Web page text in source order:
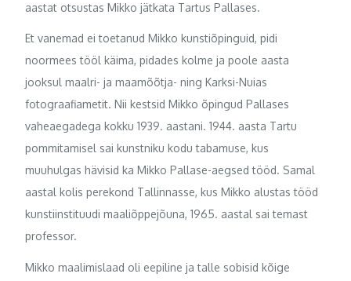
aastat otsustas Mikko jätkata Tartus Pallases.
Et vanemad ei toetanud Mikko kunstiõpinguid, pidi
noormees tööl käima, pidades kolme ja poole aasta
jooksul maalri- ja maamõõtja- ning Karksi-Nuias
fotograafiametit. Nii kestsid Mikko õpingud Pallases
vaheaegadega kokku 1939. aastani. 1944. aasta Tartu
pommitamisel sai kunstniku kodu tabamuse, kus
muuhulgas hävisid ka Mikko Pallase-aegsed tööd. Samal
aastal kolis perekond Tallinnasse, kus Mikko alustas tööd
kunstiinstituudi maaliõppejõuna, 1965. aastal sai temast
professor.
Mikko maalimislaad oli eepiline ja talle sobisid kõige